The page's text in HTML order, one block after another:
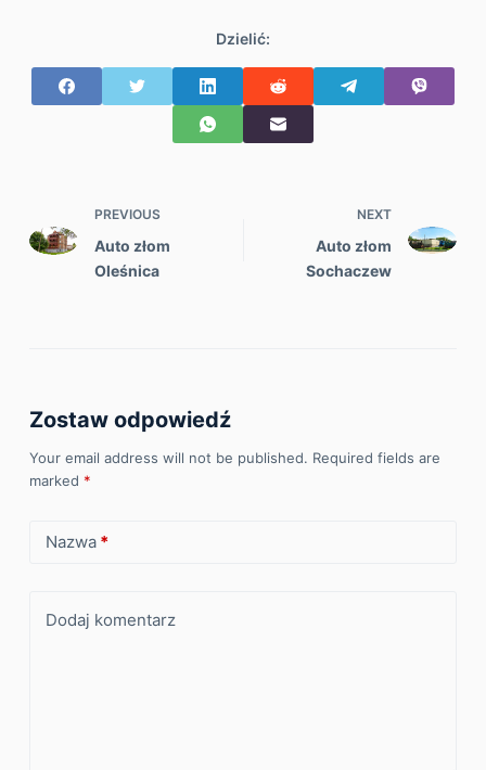
Dzielić:
PREVIOUS
Auto złom
Oleśnica
NEXT
Auto złom
Sochaczew
Zostaw odpowiedź
Your email address will not be published. Required fields are
marked *
Nazwa*
Dodaj komentarz